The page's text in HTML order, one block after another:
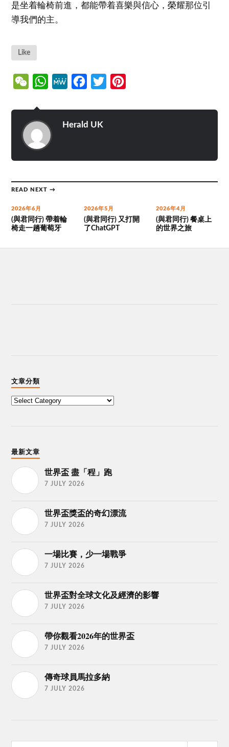
是坐着輪椅前進，都能帶着喜樂與信心，榮耀那位引
導我們的主。
Like
WeChatWhatsApp
MeWe Facebook
Twitter
Herald UK
READ NEXT →
2026年6月
(與君同行) 帶着輪
椅走一趟葡萄牙
2026年5月
(與君同行) 又打開
了ChatGPT
2026年4月
(與君同行) 餐桌上
的世界之旅
文章分類
最新文章
世界盃 盡「程」跑
7 JULY 2026
世界盃獎盃的奇幻漂流
7 JULY 2026
一場比賽，少一場戰爭
7 JULY 2026
世界盃對全球文化及經濟的影響
7 JULY 2026
帶你觀看2026年的世界盃
7 JULY 2026
傳奇球員馬拉多納
7 JULY 2026